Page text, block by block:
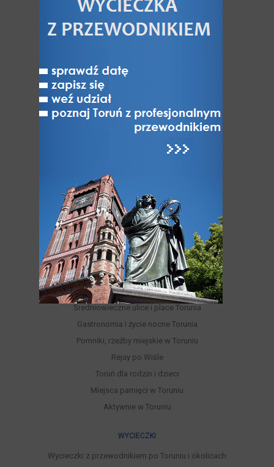
Toruń nad Wisłą
Jak Toruń z Bydgoszczą
ATRAKCJE
Atrakcje Torunia
Odkryj dzielnice Torunia
UNESCO: Światowe dziedzictwo Torunia
Muzea w Toruniu
Różnorodność turystyczna Torunia
Kultura, Sztuka, Rozrywka
Festiwale i wydarzenia kulturalne
Parki, Ogrody, Rezerwaty, Lasy
Punkty widokowe
Średniowieczne ulice i place Torunia
Gastronomia i życie nocne Torunia
Pomniki, rzeźby miejskie w Toruniu
Rejsy po Wiśle
Toruń dla rodzin i dzieci
Miejsca pamięci w Toruniu
Aktywnie w Toruniu
WYCIECZKI
Wycieczki z przewodnikiem po Toruniu i okolicach